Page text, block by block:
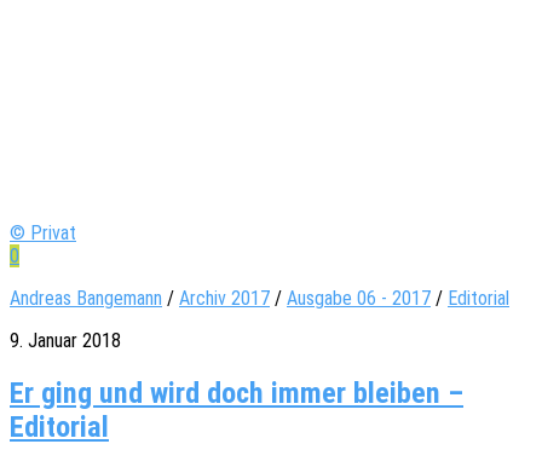
© Privat
0
Andreas Bangemann / Archiv 2017 / Ausgabe 06 - 2017 / Editorial
9. Januar 2018
Er ging und wird doch immer blei­ben –
Editorial